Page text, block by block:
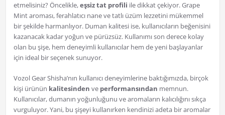
etmelisiniz? Öncelikle,eşsiz tat profili ile dikkat çekiyor. Grape
Mint aroması, ferahlatıcı nane ve tatlı üzüm lezzetini mükemmel
bir şekilde harmanlıyor. Duman kalitesi ise, kullanıcıların beğenisini
kazanacak kadar yoğun ve pürüzsüz. Kullanımı son derece kolay
olan bu şişe, hem deneyimli kullanıcılar hem de yeni başlayanlar
için ideal bir seçenek sunuyor.
Vozol Gear Shisha’nın kullanıcı deneyimlerine baktığımızda, birçok
kişi ürünün kalitesinden ve performansından memnun.
Kullanıcılar, dumanın yoğunluğunu ve aromaların kalıcılığını sıkça
vurguluyor. Yani, bu şişeyi kullanırken kendinizi adeta bir aromalar